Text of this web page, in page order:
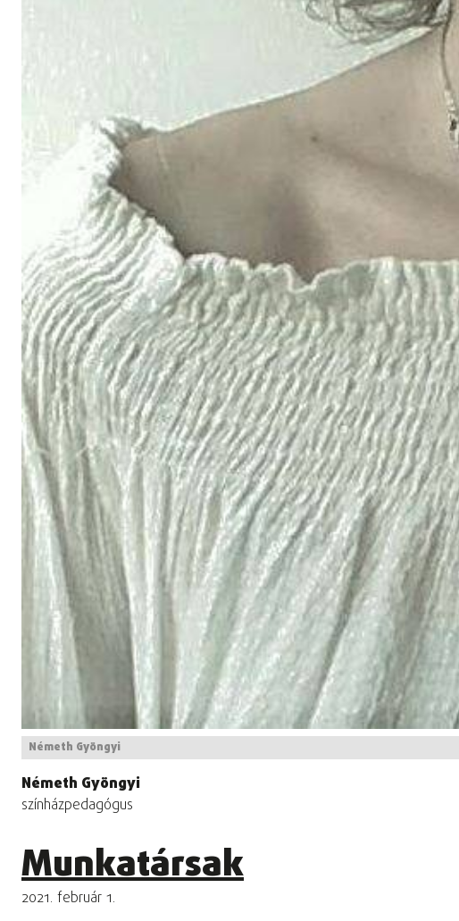
Németh Gyöngyi
Németh Gyöngyi
színházpedagógus
Munkatársak
2021. február 1.